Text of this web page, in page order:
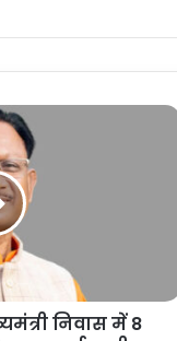
निवास में 8